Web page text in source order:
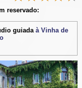
reservado:
guiada à Vinha de